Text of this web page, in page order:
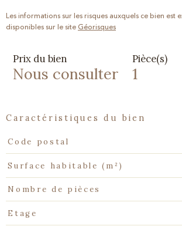
Les informations sur les risques auxquels ce bien est
disponibles sur le siteGéorisques
Prix du bien
Nous consulter
Pièce(s)
1
caractéristiques du bien
Caractéristiques Valeurs
Code postal
Surface habitable (m²)
Nombre de pièces
Etage